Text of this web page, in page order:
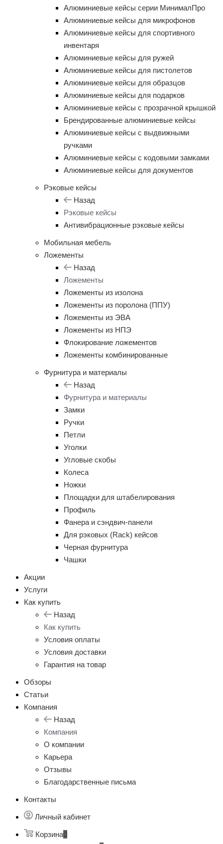
Алюминиевые кейсы серии МинималПро
Алюминиевые кейсы для микрофонов
Алюминиевые кейсы для спортивного
инвентаря
Алюминиевые кейсы для ружей
Алюминиевые кейсы для пистолетов
Алюминиевые кейсы для образцов
Алюминиевые кейсы для подарков
Алюминиевые кейсы с прозрачной крышкой
Брендированные алюминиевые кейсы
Алюминиевые кейсы с выдвижными
ручками
Алюминиевые кейсы с кодовыми замками
Алюминиевые кейсы для документов
Рэковые кейсы
Назад
Рэковые кейсы
Антивибрационные рэковые кейсы
Мобильная мебель
Ложементы
Назад
Ложементы
Ложементы из изолона
Ложементы из поролона (ППУ)
Ложементы из ЭВА
Ложементы из НПЭ
Флокирование ложементов
Ложементы комбинированные
Фурнитура и материалы
Назад
Фурнитура и материалы
Замки
Ручки
Петли
Уголки
Угловые скобы
Колеса
Ножки
Площадки для штабелирования
Профиль
Фанера и сэндвич-панели
Для рэковых (Rack) кейсов
Черная фурнитура
Чашки
Акции
Услуги
Как купить
Назад
Как купить
Условия оплаты
Условия доставки
Гарантия на товар
Обзоры
Статьи
Компания
Назад
Компания
О компании
Карьера
Отзывы
Благодарственные письма
Контакты
Личный кабинет
Корзина0